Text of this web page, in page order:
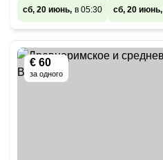
сб, 20 июнь, в 05:30 сб, 20 июнь,
€ 60
за одного